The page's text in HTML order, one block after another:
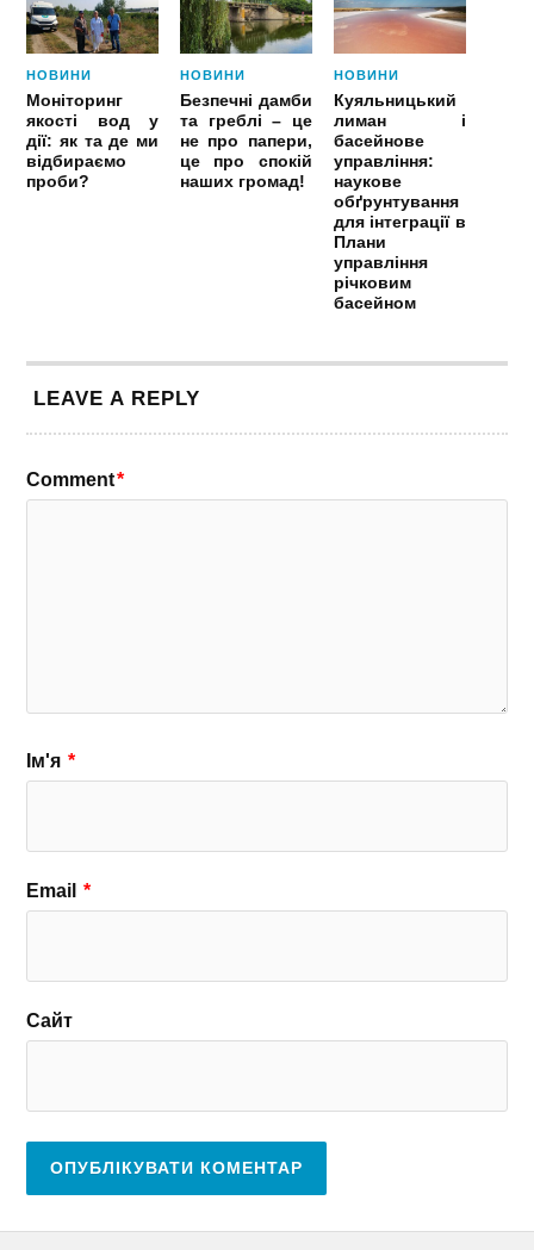
НОВИНИ
Моніторинг
якості вод у
дії: як та де ми
відбираємо
проби?
НОВИНИ
Безпечні дамби
та греблі – це
не про папери,
це про спокій
наших громад!
НОВИНИ
Куяльницький
лиман і
басейнове
управління:
наукове
обґрунтування
для інтеграції в
Плани
управління
річковим
басейном
LEAVE A REPLY
Comment*
Ім'я *
Email *
Сайт